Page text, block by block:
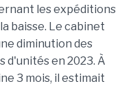
les expéditions
baisse. Le cabinet
diminution des
d'unités en 2023. À
3 mois, il estimait